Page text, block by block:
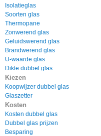
Isolatieglas
Soorten glas
Thermopane
Zonwerend glas
Geluidswerend glas
Brandwerend glas
U-waarde glas
Dikte dubbel glas
Kiezen
Koopwijzer dubbel glas
Glaszetter
Kosten
Kosten dubbel glas
Dubbel glas prijzen
Besparing